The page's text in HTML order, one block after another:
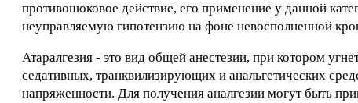
противошоковое действие, его применение у данной
неуправляемую гипотензию на фоне невосполненной
Атаралгезия - это вид общей анестезии, при котором
седативных, транквилизирующих и анальгетических
напряженности. Для получения аналгезии могут быть